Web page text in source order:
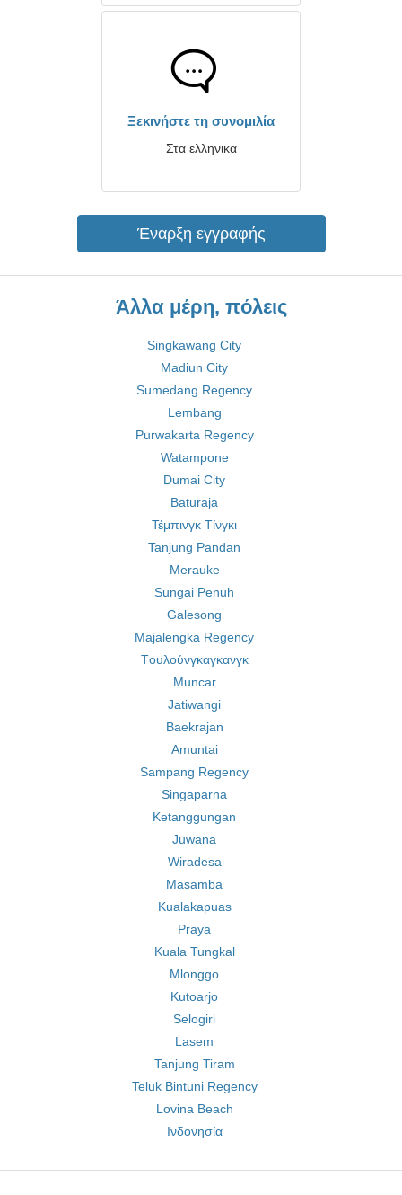
Ξεκινήστε τη συνομιλία
Στα ελληνικα
Έναρξη εγγραφής
Άλλα μέρη, πόλεις
Singkawang City
Madiun City
Sumedang Regency
Lembang
Purwakarta Regency
Watampone
Dumai City
Baturaja
Τέμπινγκ Τίνγκι
Tanjung Pandan
Merauke
Sungai Penuh
Galesong
Majalengka Regency
Tουλούνγκαγκανγκ
Muncar
Jatiwangi
Baekrajan
Amuntai
Sampang Regency
Singaparna
Ketanggungan
Juwana
Wiradesa
Masamba
Kualakapuas
Praya
Kuala Tungkal
Mlonggo
Kutoarjo
Selogiri
Lasem
Tanjung Tiram
Teluk Bintuni Regency
Lovina Beach
Ινδονησία